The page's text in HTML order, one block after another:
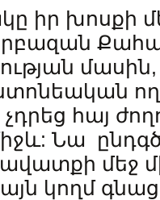
խոսքի
հայ
Նա
մեջ
կողմ